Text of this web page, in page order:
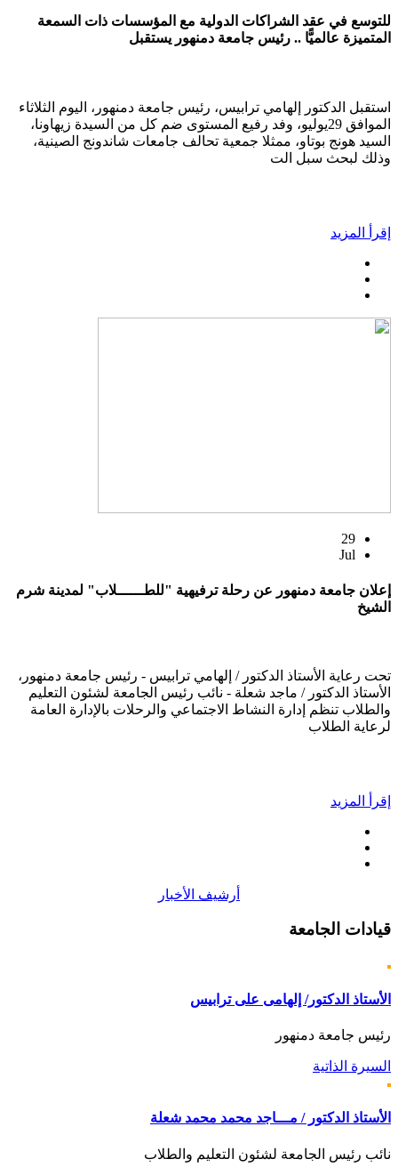
للتوسع في عقد الشراكات الدولية مع المؤسسات ذات السمعة
المتميزة عالميًّا .. رئيس جامعة دمنهور يستقبل
استقبل الدكتور إلهامي ترابيس، رئيس جامعة دمنهور، اليوم الثلاثاء
الموافق 29يوليو، وفد رفيع المستوى ضم كل من السيدة زيهاونا،
السيد هونج بوتاو، ممثلا جمعية تحالف جامعات شاندونج الصينية،
وذلك لبحث سبل الت
إقرأ المزيد
29
Jul
إعلان جامعة دمنهور عن رحلة ترفيهية "للطــــــلاب" لمدينة شرم
الشيخ
تحت رعاية الأستاذ الدكتور / إلهامي ترابيس - رئيس جامعة دمنهور،
الأستاذ الدكتور / ماجد شعلة - نائب رئيس الجامعة لشئون التعليم
والطلاب تنظم إدارة النشاط الاجتماعي والرحلات بالإدارة العامة
لرعاية الطلاب
إقرأ المزيد
أرشيف الأخبار
قيادات الجامعة
الأستاذ الدكتور/ إلهامى على ترابيس
رئيس جامعة دمنهور
السيرة الذاتية
الأستاذ الدكتور / مـــاجد محمد محمد شعلة
نائب رئيس الجامعة لشئون التعليم والطلاب